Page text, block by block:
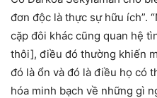
đơn độc là thực sự hữu ích”.
cặp đôi khác cũng quan hệ
thôi], điều đó thường khiến
đó là ổn và đó là điều họ có
hóa minh bạch về những gì